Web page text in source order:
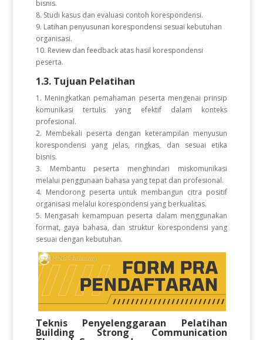
bisnis.
8. Studi kasus dan evaluasi contoh korespondensi.
9. Latihan penyusunan korespondensi sesuai kebutuhan
organisasi.
10. Review dan feedback atas hasil korespondensi
peserta.
1.3. Tujuan Pelatihan
1. Meningkatkan pemahaman peserta mengenai prinsip
komunikasi tertulis yang efektif dalam konteks
profesional.
2. Membekali peserta dengan keterampilan menyusun
korespondensi yang jelas, ringkas, dan sesuai etika
bisnis.
3. Membantu peserta menghindari miskomunikasi
melalui penggunaan bahasa yang tepat dan profesional.
4. Mendorong peserta untuk membangun citra positif
organisasi melalui korespondensi yang berkualitas.
5. Mengasah kemampuan peserta dalam menggunakan
format, gaya bahasa, dan struktur korespondensi yang
sesuai dengan kebutuhan.
Teknis Penyelenggaraan Pelatihan
Building Strong Communication